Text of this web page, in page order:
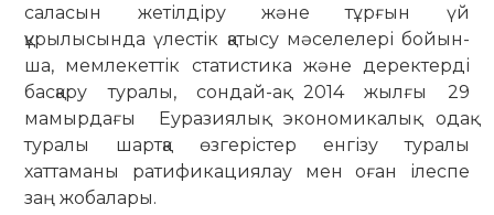
саласын жетілдіру және тұрғын үй
құрылысында үлес­тік қатысу мәселелері бойын­
ша, мемлекеттік статистика және де­ректерді
басқару туралы, сондай-ақ 2014 жылғы 29
мамырдағы Еура­зиялық экономикалық одақ
туралы шартқа өзгерістер енгі­зу туралы
хаттаманы ратификация­лау мен оған ілеспе
заң жобалары.